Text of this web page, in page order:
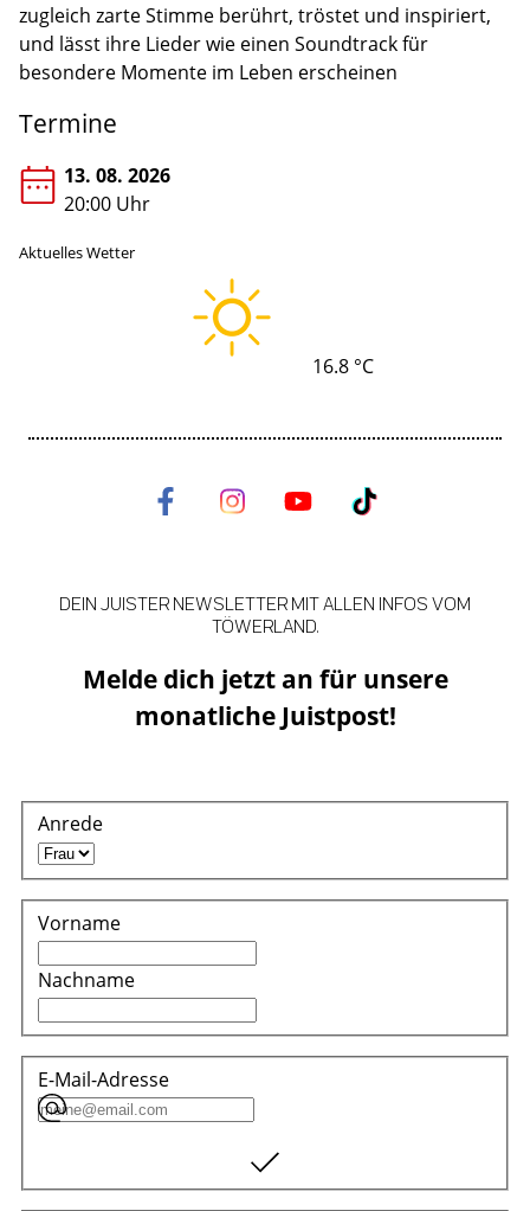
Aktuelles Wetter
16.8 °C
zugleich zarte Stimme berührt, tröstet und inspiriert,
und lässt ihre Lieder wie einen Soundtrack für
besondere Momente im Leben erscheinen
Termine
13. 08. 2026
20:00 Uhr
Melde dich jetzt an für unsere
monatliche Juistpost!
DEIN JUISTER NEWSLETTER MIT ALLEN INFOS VOM
TÖWERLAND.
Anrede
Vorname
Nachname
E-Mail-Adresse